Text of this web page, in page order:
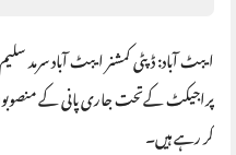
ایبٹ آباد: ڈپٹی کمشنر ایبٹ آباد سرمد
پراجیکٹ کےتحت جاری پانی کے
کر رہے ہیں۔